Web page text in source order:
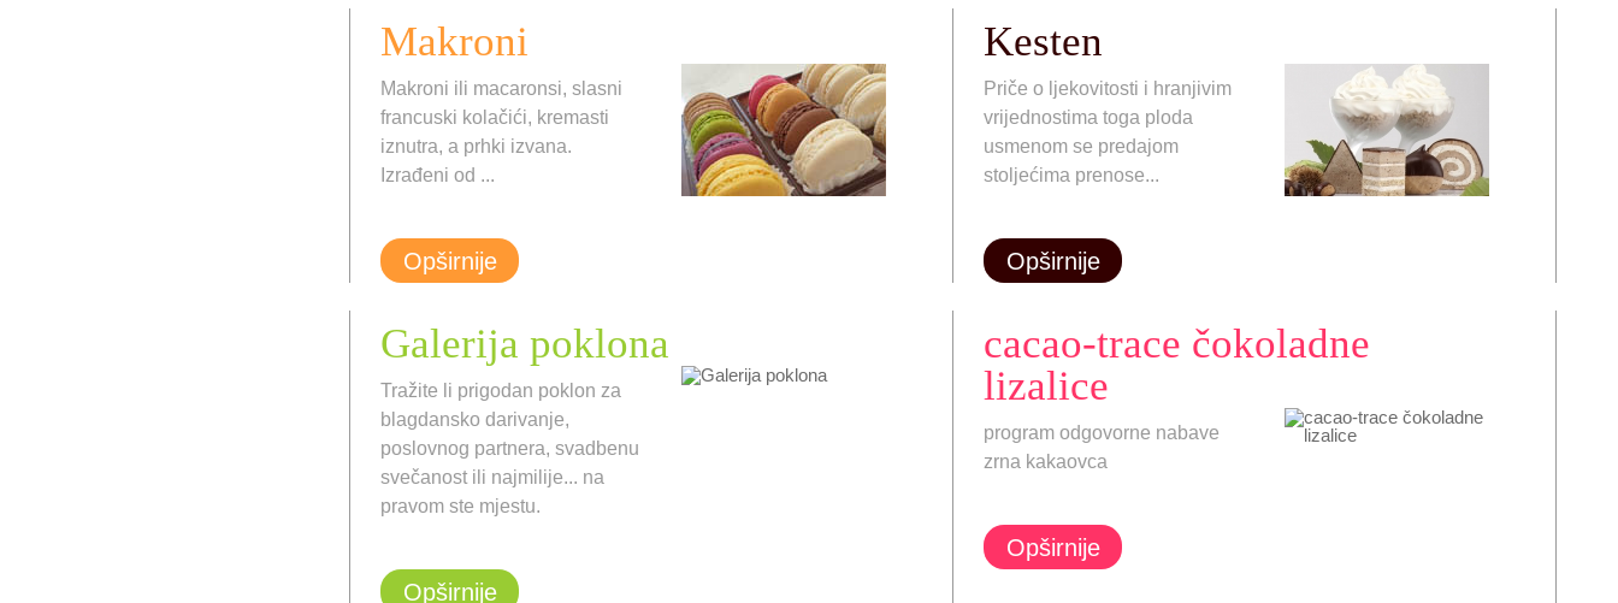
Makroni
Makroni ili macaronsi, slasni
francuski kolačići, kremasti
iznutra, a prhki izvana.
Izrađeni od ...
Opširnije
Kesten
Priče o ljekovitosti i hranjivim
vrijednostima toga ploda
usmenom se predajom
stoljećima prenose...
Opširnije
Galerija poklona
Tražite li prigodan poklon za
blagdansko darivanje,
poslovnog partnera, svadbenu
svečanost ili najmilije... na
pravom ste mjestu.
Opširnije
cacao-trace čokoladne
lizalice
program odgovorne nabave
zrna kakaovca
Opširnije